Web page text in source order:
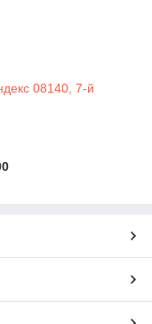
08140, 7-й